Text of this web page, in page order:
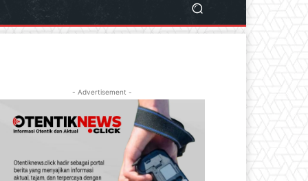
- Advertisement -